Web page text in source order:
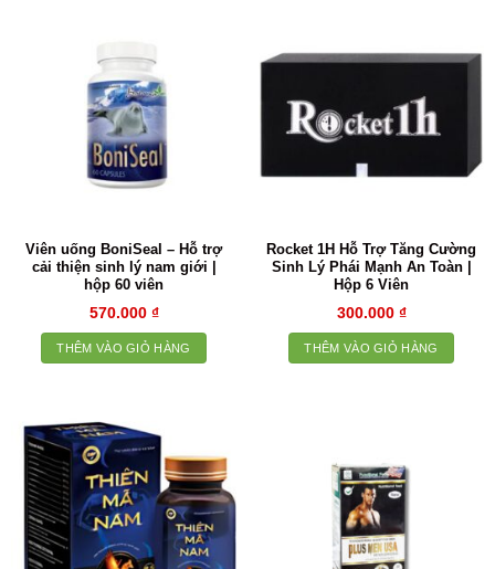
Viên uống BoniSeal – Hỗ trợ
cải thiện sinh lý nam giới |
hộp 60 viên
570.000 ₫
THÊM VÀO GIỎ HÀNG
Rocket 1H Hỗ Trợ Tăng Cường
Sinh Lý Phái Mạnh An Toàn |
Hộp 6 Viên
300.000 ₫
THÊM VÀO GIỎ HÀNG